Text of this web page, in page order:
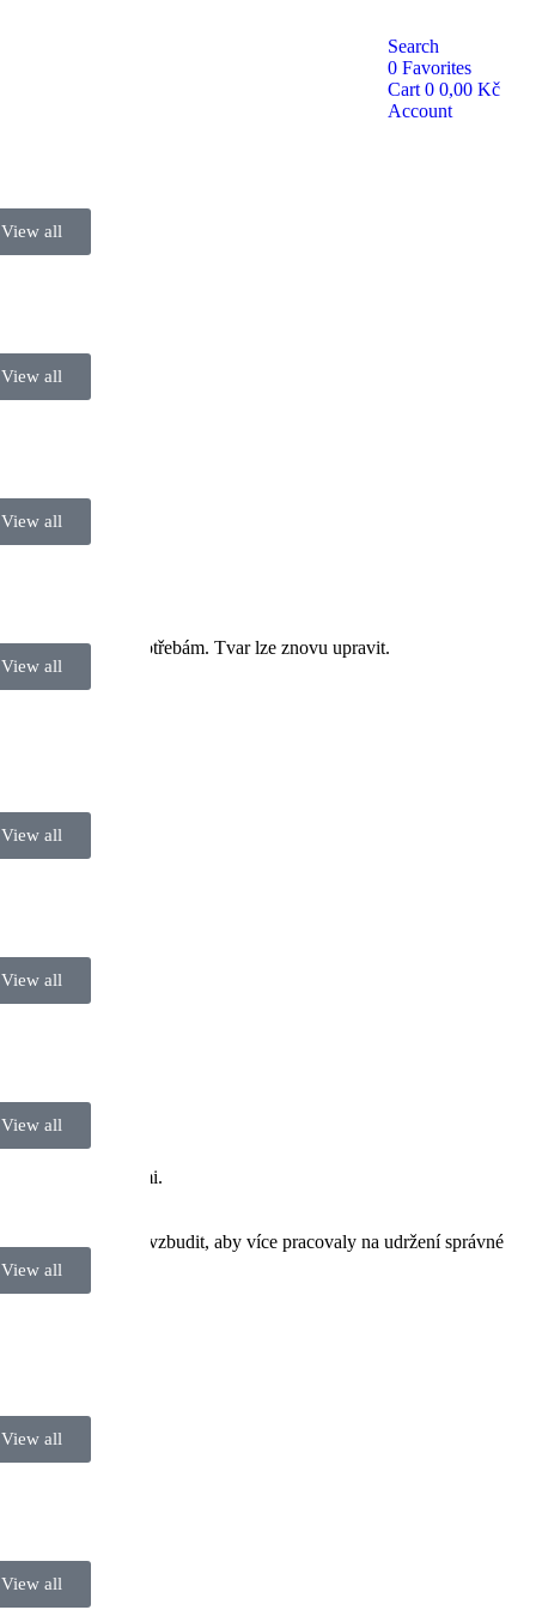
View all
View all
View all
View all
View all
View all
View all
View all
View all
View all
Search
0 Favorites
Cart 0 0,00 Kč
Account
vašim potřebám. Tvar lze znovu upravit.
kontrakturami.
děti může povzbudit, aby více pracovaly na udržení správné